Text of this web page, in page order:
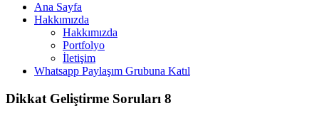
Ana Sayfa
Hakkımızda
Hakkımızda
Portfolyo
İletişim
Whatsapp Paylaşım Grubuna Katıl
Dikkat Geliştirme Soruları 8